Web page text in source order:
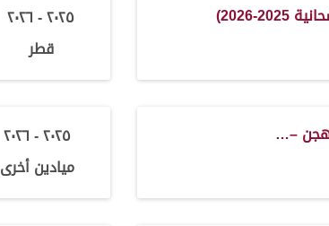
2026)
٢٠٢٥ - ٢٠٢٦
قطر
–…
٢٠٢٥ - ٢٠٢٦
ميادين أخرى